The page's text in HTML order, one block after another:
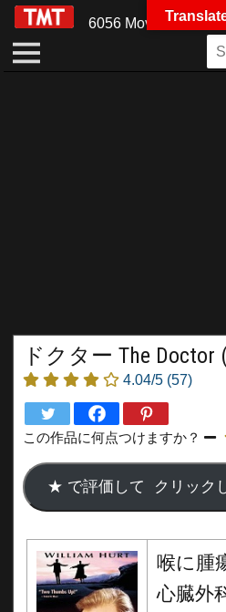
6056 Movies
ドクター The Doctor
4.04/5 (57)
この作品に何点つけますか？
喉に腫
心臓外